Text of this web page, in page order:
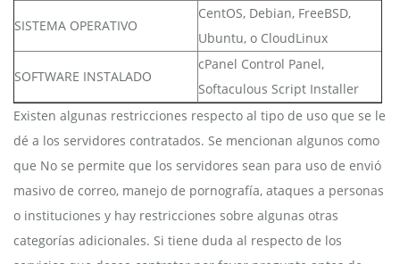
SISTEMA OPERATIVO
CentOS, Debian, FreeBSD,
Ubuntu, o CloudLinux
SOFTWARE INSTALADO
cPanel Control Panel,
Softaculous Script Installer
Existen algunas restricciones respecto al tipo de uso que se le
dé a los servidores contratados. Se mencionan algunos como
que No se permite que los servidores sean para uso de envió
masivo de correo, manejo de pornografía, ataques a personas
o instituciones y hay restricciones sobre algunas otras
categorías adicionales. Si tiene duda al respecto de los